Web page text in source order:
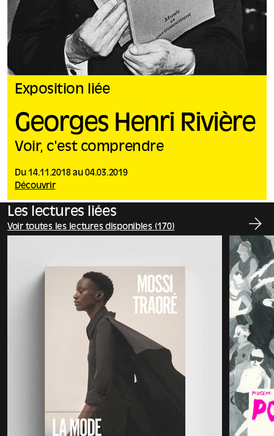
Exposition liée
Georges Henri Rivière
Voir, c'est comprendre
Du 14.11.2018 au 04.03.2019
Découvrir
Les lectures liées
Voir toutes les lectures disponibles (170)